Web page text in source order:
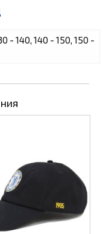
- 140, 140 - 150, 150 -